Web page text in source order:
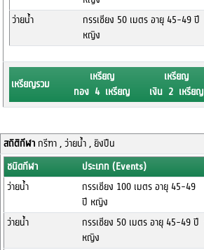
ว่ายน้ำ
กรรเชียง 50 เมตร อายุ 45-49 ปี
หญิง
เหรียญรวม
เหรียญ
ทอง 4 เหรียญ
เหรียญ
เงิน 2 เหรียญ
สถิติกีฬากรีฑา , ว่ายน้ำ , ยิงปืน
ชนิดกีฬา
ประเภท (Events)
ว่ายน้ำ
กรรเชียง 100 เมตร อายุ 45-49
ปี หญิง
ว่ายน้ำ
กรรเชียง 50 เมตร อายุ 45-49 ปี
หญิง